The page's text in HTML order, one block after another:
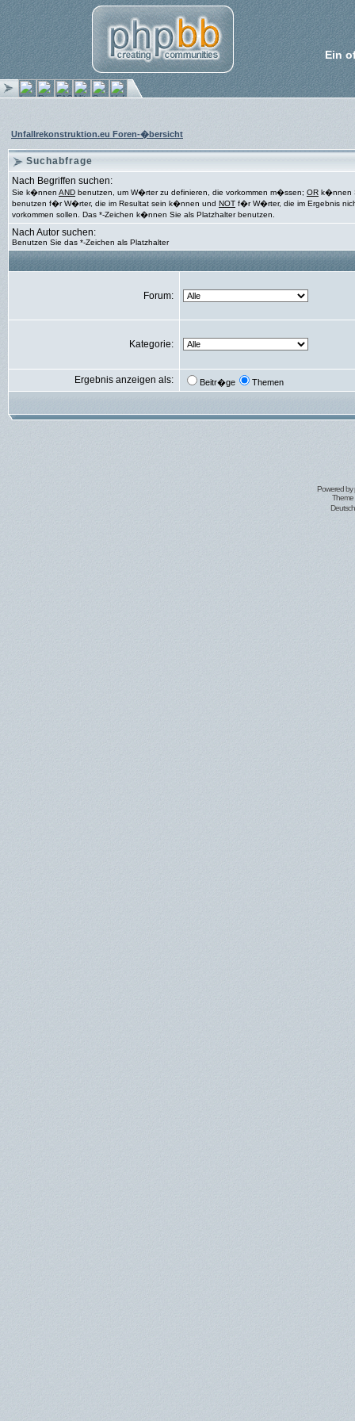
Ein
Unfallrekonstruktion.eu Foren-�bersicht
Suchabfrage
Nach Begriffen suchen:
Sie k�nnen AND benutzen, um W�rter zu definieren, die vorkommen m�ssen; OR k�nnen
benutzen f�r W�rter, die im Resultat sein k�nnen und NOT f�r W�rter, die im Ergebnis
vorkommen sollen. Das *-Zeichen k�nnen Sie als Platzhalter benutzen.
Nach Autor suchen:
Benutzen Sie das *-Zeichen als Platzhalter
Forum:
Kategorie:
Ergebnis anzeigen als: Beitr�ge Themen
Powered by
Theme